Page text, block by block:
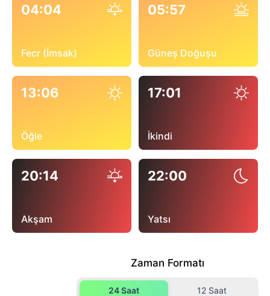
04:04
Fecr (İmsak)
05:57
Güneş Doğuşu
13:06
Öğle
17:01
İkindi
20:14
Akşam
22:00
Yatsı
Zaman Formatı
24 Saat 12 Saat